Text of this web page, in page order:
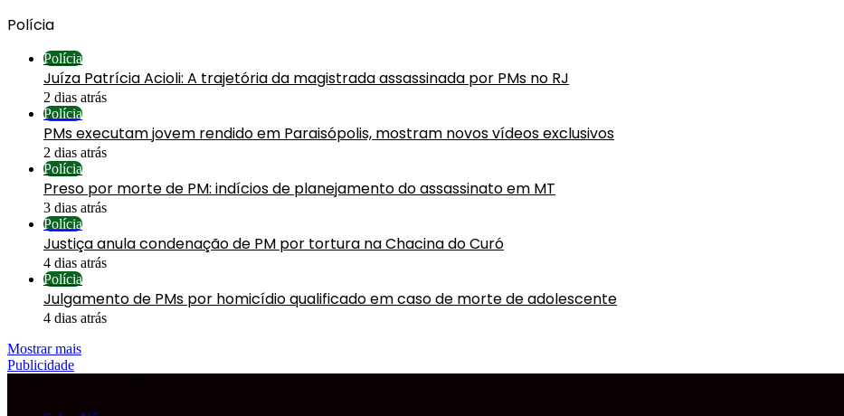
Polícia
Polícia
Juíza Patrícia Acioli: A trajetória da magistrada assassinada por PMs no RJ
2 dias atrás
Polícia
PMs executam jovem rendido em Paraisópolis, mostram novos vídeos exclusivos
2 dias atrás
Polícia
Preso por morte de PM: indícios de planejamento do assassinato em MT
3 dias atrás
Polícia
Justiça anula condenação de PM por tortura na Chacina do Curó
4 dias atrás
Polícia
Julgamento de PMs por homicídio qualificado em caso de morte de adolescente
4 dias atrás
Mostrar mais
Publicidade